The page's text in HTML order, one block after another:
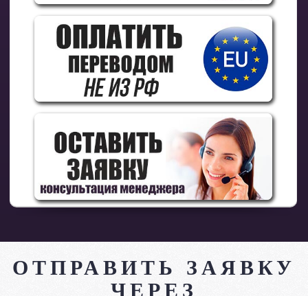
ОТПРАВИТЬ ЗАЯВКУ
ЧЕРЕЗ